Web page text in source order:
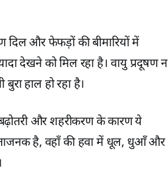
दिल और फेफड़ों की बीमारियों में
देखने को मिल रहा है। वायु प्रदूषण न
हाल हो रहा है।
बढ़ोतरी और शहरीकरण के कारण ये
है, वहाँ की हवा में धूल, धुआँ और